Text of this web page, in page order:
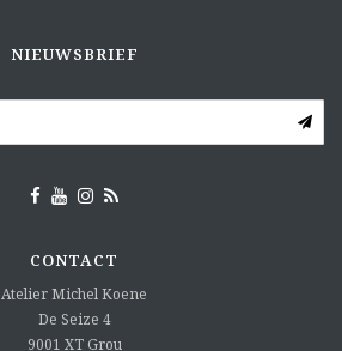
NIEUWSBRIEF
CONTACT
Atelier Michel Koene
De Seize 4
9001 XT Grou